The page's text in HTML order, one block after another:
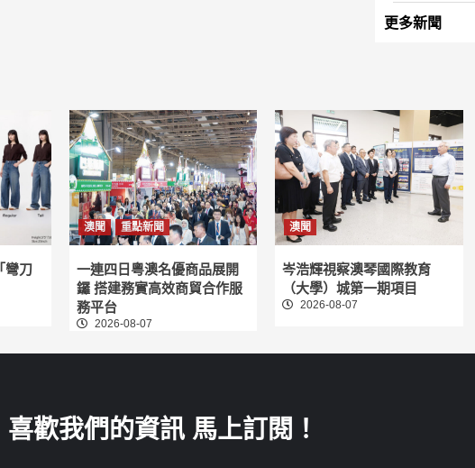
更多新聞
彎刀
澳聞 重點新聞
一連四日粵澳名優商品展開
鑼 搭建務實高效商貿合作服
務平台
2026-08-07
澳聞
岑浩輝視察澳琴國際教育
（大學）城第一期項目
2026-08-07
喜歡我們的資訊 馬上訂閱！